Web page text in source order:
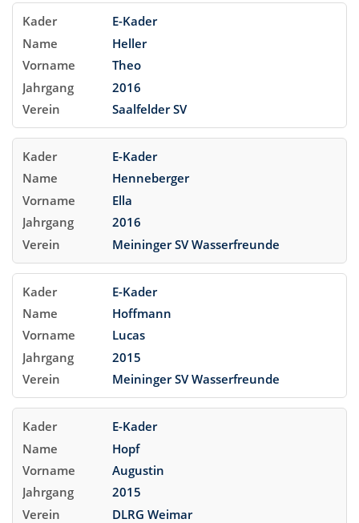
E-Kader
Heller
Theo
2016
Saalfelder SV
E-Kader
Henneberger
Ella
2016
Meininger SV Wasserfreunde
E-Kader
Hoffmann
Lucas
2015
Meininger SV Wasserfreunde
E-Kader
Hopf
Augustin
2015
DLRG Weimar